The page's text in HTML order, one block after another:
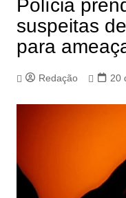
Polícia
suspeitas
para
Redação 20